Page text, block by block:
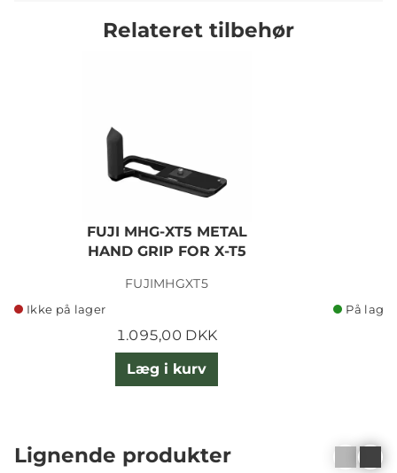
Relateret tilbehør
FUJI MHG-XT5 METAL
HAND GRIP FOR X-T5
FUJIMHGXT5
Ikke på lager
1.095,00 DKK
Læg i kurv
På lager
Lignende produkter